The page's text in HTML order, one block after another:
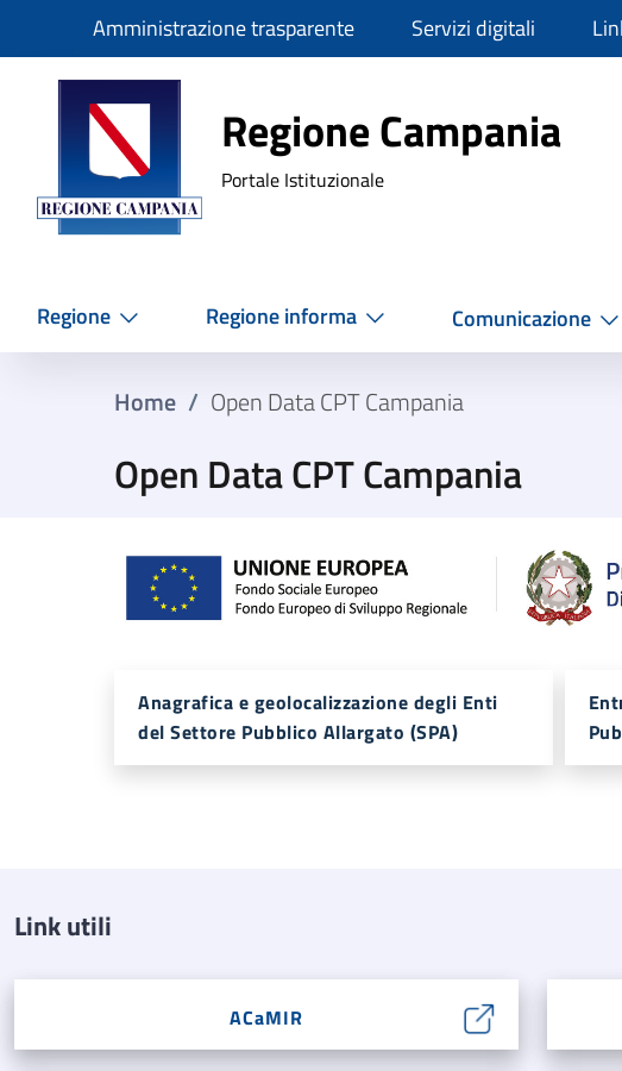
SlimAmministrazione trasparente Servizi digitali
Regione
Regione Campania
Portale Istituzionale
Regione Regione informa Comunicazione
Home / Open Data CPT Campania
Open Data CPT Campania
Anagrafica e geolocalizzazione degli Enti
del Settore Pubblico Allargato (SPA)
Link utili
ACaMIR